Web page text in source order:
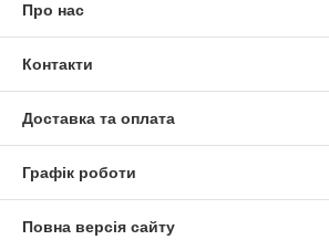
Про нас
Контакти
Доставка та оплата
Графік роботи
Повна версія сайту